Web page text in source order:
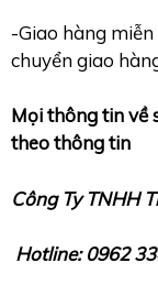
-Giao hàng
chuyển giao
Mọi thông tin về
theo thông tin
Công Ty TNHH
Hotline: 0962